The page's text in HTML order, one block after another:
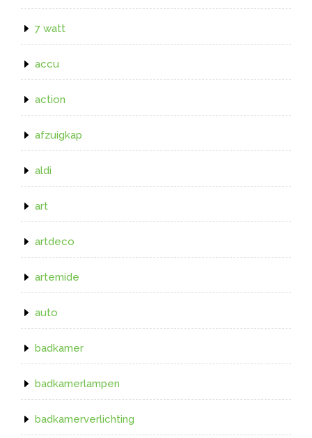
7 watt
accu
action
afzuigkap
aldi
art
artdeco
artemide
auto
badkamer
badkamerlampen
badkamerverlichting